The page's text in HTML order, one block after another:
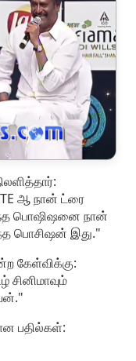
ஆ நான் ட்ரை
பொஷிஷனை நான்
பொசிஷன் இது."
கேள்விக்கு:
சினிமாவும்
பதில்கள்: